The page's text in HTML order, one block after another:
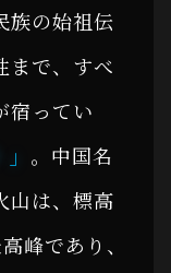
族の始祖伝
まで、すべ
宿ってい
。中国名
山は、標高
峰であり、